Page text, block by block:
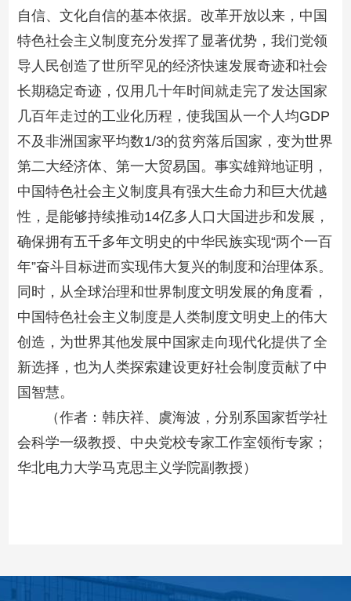
自信、文化自信的基本依据。改革开放以来，中国
特色社会主义制度充分发挥了显著优势，我们党领
导人民创造了世所罕见的经济快速发展奇迹和社会
长期稳定奇迹，仅用几十年时间就走完了发达国家
几百年走过的工业化历程，使我国从一个人均GDP
不及非洲国家平均数1/3的贫穷落后国家，变为世界
第二大经济体、第一大贸易国。事实雄辩地证明，
中国特色社会主义制度具有强大生命力和巨大优越
性，是能够持续推动14亿多人口大国进步和发展，
确保拥有五千多年文明史的中华民族实现“两个一百
年”奋斗目标进而实现伟大复兴的制度和治理体系。
同时，从全球治理和世界制度文明发展的角度看，
中国特色社会主义制度是人类制度文明史上的伟大
创造，为世界其他发展中国家走向现代化提供了全
新选择，也为人类探索建设更好社会制度贡献了中
国智慧。
（作者：韩庆祥、虞海波，分别系国家哲学社
会科学一级教授、中央党校专家工作室领衔专家；
华北电力大学马克思主义学院副教授）